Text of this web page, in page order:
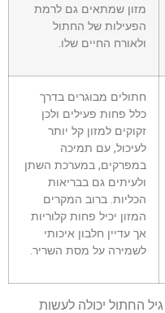
מזון שמתאים גם לרמת
הפעילות של החתול
ולאורח החיים שלו.
חתולים מבוגרים בדרך
כלל פחות פעילים ולכן
זקוקים למזון קל יותר
לעיכול, עם תמיכה
במפרקים, במערכת השתן
ולעיתים גם בבריאות
הכליות. ברוב המקרים
המזון יכיל פחות קלוריות
אך עדיין חלבון איכותי
לשמירה על מסת השריר.
החתול יכולה לעשות